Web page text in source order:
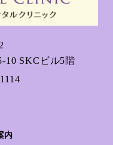
10 SKCビル5階
内